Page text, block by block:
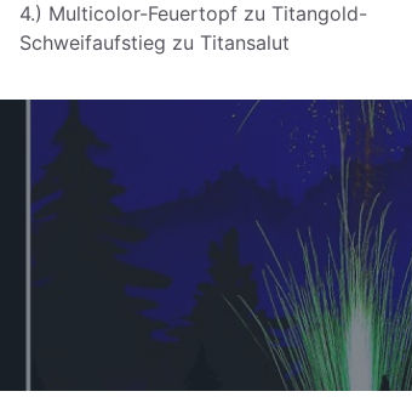
4.) Multicolor-Feuertopf zu Titangold-
Schweifaufstieg zu Titansalut